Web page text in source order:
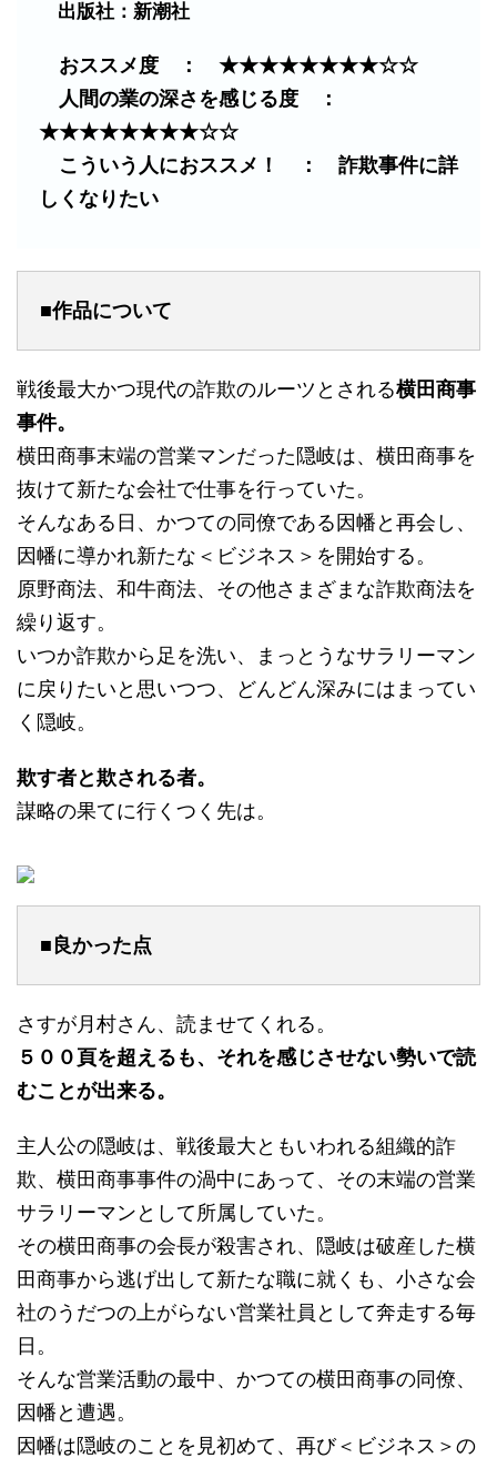
出版社：新潮社
おススメ度 ： ★★★★★★★★☆☆
人間の業の深さを感じる度 ：
★★★★★★★★☆☆
こういう人におススメ！ ： 詐欺事件に詳
しくなりたい
■作品について
戦後最大かつ現代の詐欺のルーツとされる横田商事
事件。
横田商事末端の営業マンだった隠岐は、横田商事を
抜けて新たな会社で仕事を行っていた。
そんなある日、かつての同僚である因幡と再会し、
因幡に導かれ新たな＜ビジネス＞を開始する。
原野商法、和牛商法、その他さまざまな詐欺商法を
繰り返す。
いつか詐欺から足を洗い、まっとうなサラリーマン
に戻りたいと思いつつ、どんどん深みにはまってい
く隠岐。
欺す者と欺される者。
謀略の果てに行くつく先は。
■良かった点
さすが月村さん、読ませてくれる。
５００頁を超えるも、それを感じさせない勢いで読
むことが出来る。
主人公の隠岐は、戦後最大ともいわれる組織的詐
欺、横田商事事件の渦中にあって、その末端の営業
サラリーマンとして所属していた。
その横田商事の会長が殺害され、隠岐は破産した横
田商事から逃げ出して新たな職に就くも、小さな会
社のうだつの上がらない営業社員として奔走する毎
日。
そんな営業活動の最中、かつての横田商事の同僚、
因幡と遭遇。
因幡は隠岐のことを見初めて、再び＜ビジネス＞の